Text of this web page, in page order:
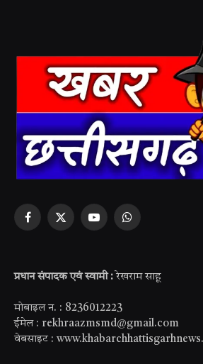
Facebook
X
YouTubeWhatsApp
प्रधान संपादक एवं स्वामी : रेखराम साहू
मोबाइल न. : 8236012223
ईमेल : rekhraazmsmd@gmail.com
वेबसाइट :